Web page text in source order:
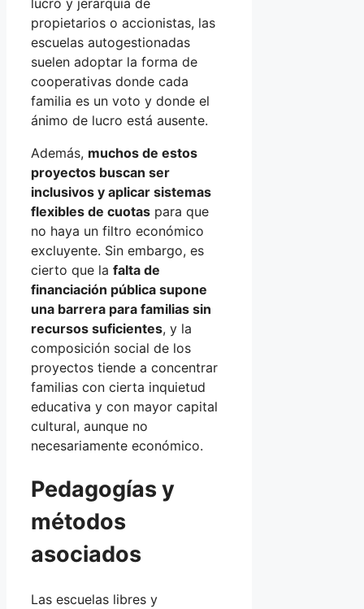
lucro y jerarquía de
propietarios o accionistas, las
escuelas autogestionadas
suelen adoptar la forma de
cooperativas donde cada
familia es un voto y donde el
ánimo de lucro está ausente.
Además, muchos de estos
proyectos buscan ser
inclusivos y aplicar sistemas
flexibles de cuotas para que
no haya un filtro económico
excluyente. Sin embargo, es
cierto que la falta de
financiación pública supone
una barrera para familias sin
recursos suficientes, y la
composición social de los
proyectos tiende a concentrar
familias con cierta inquietud
educativa y con mayor capital
cultural, aunque no
necesariamente económico.
Pedagogías y
métodos
asociados
Las escuelas libres y